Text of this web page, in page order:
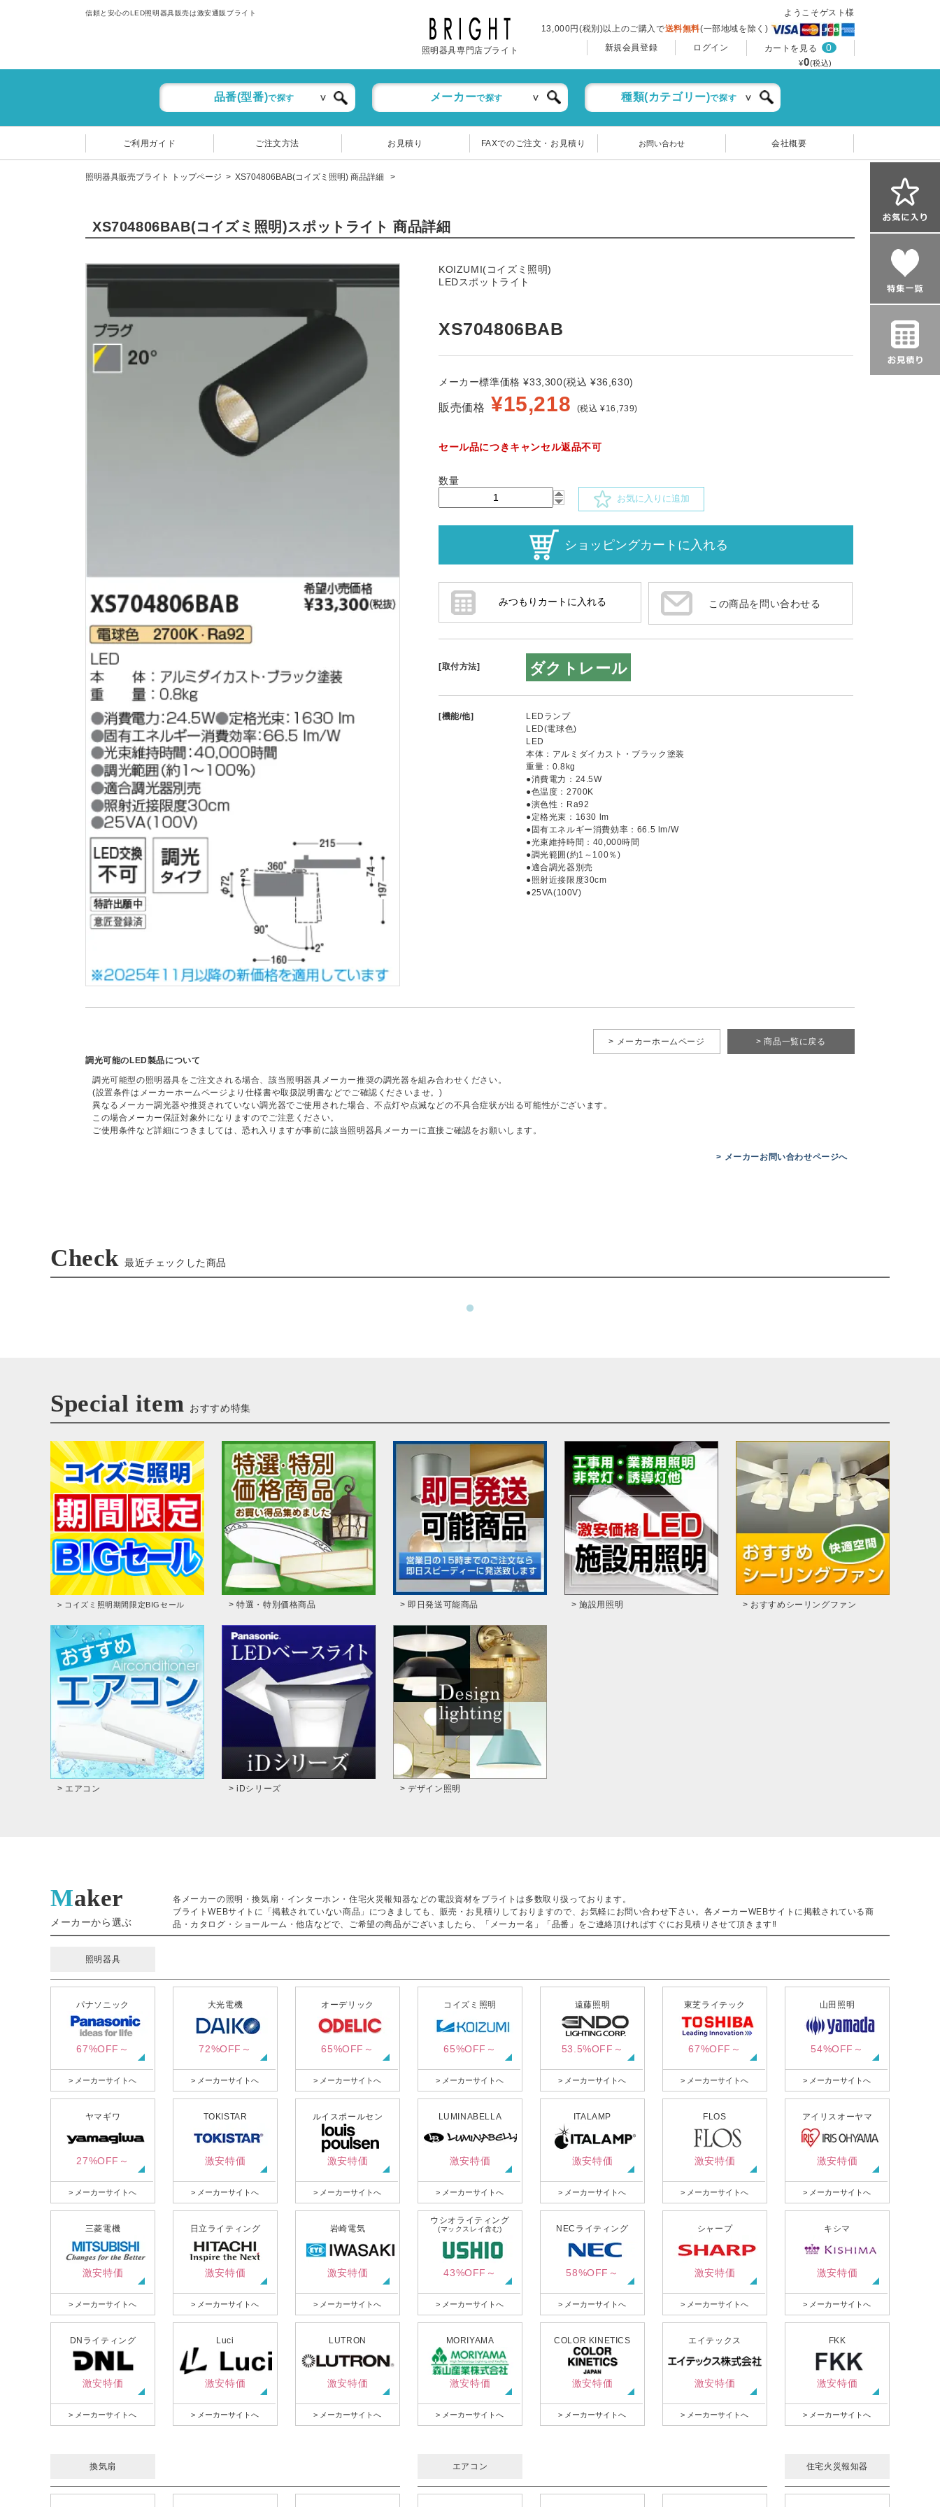
信頼と安心のLED照明器具販売は激安通販ブライト
照明器具専門店ブライト
ようこそゲスト様
13,000円(税別)以上のご購入で送料無料(一部地域を除く)
新規会員登録
ログイン カートを見る 0
¥0(税込)
品番(型番)で探す メーカーで探す 種類(カテゴリー)で探す
ご利用ガイド ご注文方法 お見積り FAXでのご注文・お見積り お問い合わせ 会社概要
照明器具販売ブライト トップページ XS704806BAB(コイズミ照明) 商品詳細
XS704806BAB(コイズミ照明)スポットライト 商品詳細
KOIZUMI(コイズミ照明)
LEDスポットライト
XS704806BAB
メーカー標準価格 ¥33,300(税込 ¥36,630)
販売価格 ¥15,218 (税込 ¥16,739)
セール品につきキャンセル返品不可
数量
お気に入りに追加
この商品を問い合わせる
[取付方法] ダクトレール
[機能/他]
LEDランプ
LED(電球色)
LED
本体：アルミダイカスト・ブラック塗装
重量：0.8kg
●消費電力：24.5W
●色温度：2700K
●演色性：Ra92
●定格光束：1630 lm
●固有エネルギー消費効率：66.5 lm/W
●光束維持時間：40,000時間
●調光範囲(約1～100％)
●適合調光器別売
●照射近接限度30cm
●25VA(100V)
> 商品一覧に戻る
> メーカーホームページ
調光可能のLED製品について
調光可能型の照明器具をご注文される場合、該当照明器具メーカー推奨の調光器を組み合わせください。
(設置条件はメーカーホームページより仕様書や取扱説明書などでご確認くださいませ。)
異なるメーカー調光器や推奨されていない調光器でご使用された場合、不点灯や点滅などの不具合症状が出る可能性がございます。
この場合メーカー保証対象外になりますのでご注意ください。
ご使用条件など詳細につきましては、恐れ入りますが事前に該当照明器具メーカーに直接ご確認をお願いします。
> メーカーお問い合わせページへ
Check 最近チェックした商品
Special item おすすめ特集
> コイズミ照明期間限定BIGセール > 特選・特別価格商品 > 即日発送可能商品 > 施設用照明 > おすすめシーリングファン
> エアコン > iDシリーズ > デザイン照明
Maker
メーカーから選ぶ
各メーカーの照明・換気扇・インターホン・住宅火災報知器などの電設資材をブライトは多数取り扱っております。
ブライトWEBサイトに「掲載されていない商品」につきましても、販売・お見積りしておりますので、お気軽にお問い合わせ下さい。各メーカーWEBサイトに掲載されている商
品・カタログ・ショールーム・他店などで、ご希望の商品がございましたら、「メーカー名」「品番」をご連絡頂ければすぐにお見積りさせて頂きます‼
照明器具
パナソニック
67%OFF～
> メーカーサイトへ
大光電機
72%OFF～
> メーカーサイトへ
オーデリック
65%OFF～
> メーカーサイトへ
コイズミ照明
65%OFF～
> メーカーサイトへ
遠藤照明
53.5%OFF～
> メーカーサイトへ
東芝ライテック
67%OFF～
> メーカーサイトへ
山田照明
54%OFF～
> メーカーサイトへ
ヤマギワ
27%OFF～
> メーカーサイトへ
TOKISTAR
激安特価
> メーカーサイトへ
ルイスポールセン
激安特価
> メーカーサイトへ
LUMINABELLA
激安特価
> メーカーサイトへ
ITALAMP
激安特価
> メーカーサイトへ
FLOS
激安特価
> メーカーサイトへ
アイリスオーヤマ
激安特価
> メーカーサイトへ
三菱電機
激安特価
> メーカーサイトへ
日立ライティング
激安特価
> メーカーサイトへ
岩崎電気
激安特価
> メーカーサイトへ
ウシオライティング
(マックスレイ含む)
43%OFF～
> メーカーサイトへ
NECライティング
58%OFF～
> メーカーサイトへ
シャープ
激安特価
> メーカーサイトへ
キシマ
激安特価
> メーカーサイトへ
DNライティング
激安特価
> メーカーサイトへ
Luci
激安特価
> メーカーサイトへ
LUTRON
激安特価
> メーカーサイトへ
MORIYAMA
激安特価
> メーカーサイトへ
COLOR KINETICS
激安特価
> メーカーサイトへ
エイテックス
激安特価
> メーカーサイトへ
FKK
激安特価
> メーカーサイトへ
換気扇 エアコン 住宅火災報知器